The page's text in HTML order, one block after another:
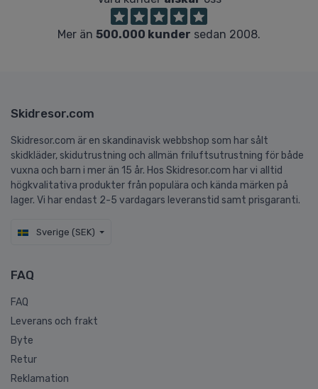
Mer än 500.000 kunder sedan 2008.
Skidresor.com
Skidresor.com är en skandinavisk webbshop som har sålt
skidkläder, skidutrustning och allmän friluftsutrustning för både
vuxna och barn i mer än 15 år. Hos Skidresor.com har vi alltid
högkvalitativa produkter från populära och kända märken på
lager. Vi har endast 2-5 vardagars leveranstid samt prisgaranti.
Sverige (SEK)
FAQ
FAQ
Leverans och frakt
Byte
Retur
Reklamation